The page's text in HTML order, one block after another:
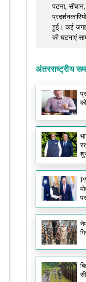
पटना,
हुई। कई जगह
की घटनाएं
अंतरराष्ट्रीय